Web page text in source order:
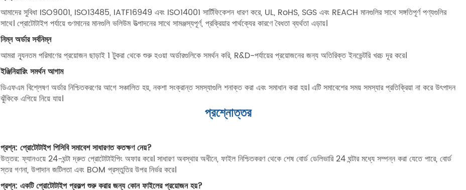
আমাদের সুবিধা ISO9001, ISO13485, IATF16949 এবং ISO14001 সার্টিফিকেশন ধারণ করে, UL, RoHS, SGS এবং REACH মানগুলির সাথে সঙ্গতিপূর্ণ পণ্যগুলির
সাথে। প্রোটোটাইপ পর্যায়ে গুণমানের মানগুলি ভলিউম উত্পাদনের সাথে সামঞ্জস্যপূর্ণ, প্রক্রিয়ার পার্থক্যের কারণে বৈধতা ব্যর্থতা এড়ায়।
নিম্ন অর্ডার সর্বনিম্ন
আমরা ন্যূনতম পরিমাণের প্রয়োজন ছাড়াই 1 টুকরা থেকে শুরু হওয়া অর্ডারগুলিকে সমর্থন করি, R&D-পর্যায়ের প্রয়োজনের জন্য অতিরিক্ত ইনভেন্টরি খরচ দূর করে।
ইঞ্জিনিয়ারিং সমর্থন আগাম
ডিএফএম বিশ্লেষণ অর্ডার নিশ্চিতকরণের আগে সঞ্চালিত হয়, নকশা সংক্রান্ত সমস্যাগুলি শনাক্ত করা এবং সমাধান করা হয়। এটি সমাবেশের সময় সমস্যার প্রতিক্রিয়া না করে উৎপাদন
ঝুঁকিকে এগিয়ে নিয়ে যায়।
প্রশ্নোত্তর
প্রশ্ন: প্রোটোটাইপ পিসিবি সমাবেশ সাধারণত কতক্ষণ নেয়?
উত্তর: ফ্যানওয়ে 24-ঘন্টা দ্রুত প্রোটোটাইপিং অফার করে। সাধারণ অবস্থার অধীনে, ফাইল নিশ্চিতকরণ থেকে শেষ বোর্ড ডেলিভারি 24 ঘন্টার মধ্যে সম্পন্ন করা যেতে পারে, বোর্ড
স্তর গণনা, উপাদান জটিলতা এবং BOM প্রস্তুতির উপর নির্ভর করে।
প্রশ্ন: একটি প্রোটোটাইপ প্রকল্প শুরু করার জন্য কোন ফাইলের প্রয়োজন হয়?